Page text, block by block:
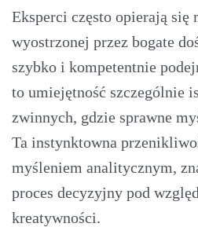
Eksperci często opierają się
wyostrzonej przez bogate
szybko i kompetentnie
to umiejętność szczególnie
zwinnych, gdzie sprawne
Ta instynktowna
myśleniem analitycznym,
proces decyzyjny pod
kreatywności.